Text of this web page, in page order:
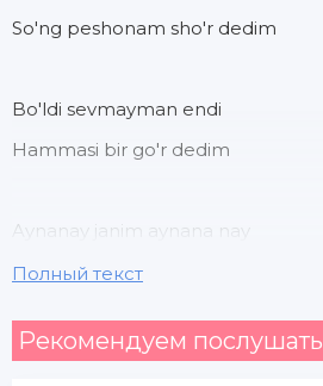
So'ng peshonam sho'r dedim
Bo'ldi sevmayman endi
Hammasi bir go'r dedim
Aynanay janim aynana nay
Sevsang o'lib qolarmiding
Полный текст
Рекомендуем послушать